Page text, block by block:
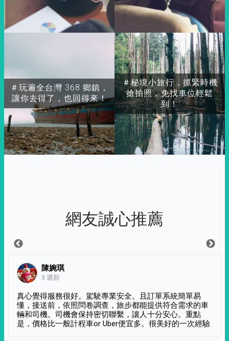
＃玩遍全台灣 368 鄉鎮，
讓你去得了，也回得來！
＃秘境小旅行，抓緊時機
搶拍照，免找車位輕鬆
到！
網友誠心推薦
陳婉琪
3 週前
真心覺得服務很好。駕駛專業安全。且訂單系統簡單易
懂，接送前，依照問卷調查，旅步都能提供符合需求的車
輛和司機。司機會保持密切聯繫，讓人十分安心。重點
是，價格比一般計程車or Uber便宜多。很美好的一次經驗